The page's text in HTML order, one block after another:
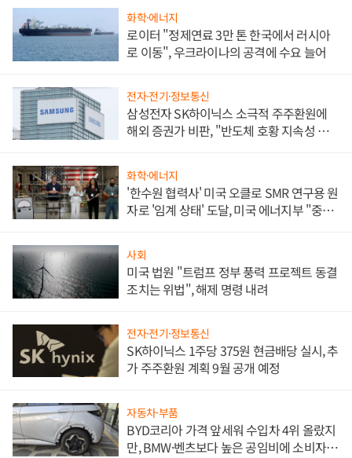
화학·에너지
로이터 "정제연료 3만 톤 한국에서 러시아
로 이동", 우크라이나의 공격에 수요 늘어
전자·전기·정보통신
삼성전자 SK하이닉스 소극적 주주환원에
해외 증권가 비판, "반도체 호황 지속성 의
화학·에너지
'한수원 협력사' 미국 오클로 SMR 연구용 원
자로 '임계 상태' 도달, 미국 에너지부 "중요
사회
미국 법원 "트럼프 정부 풍력 프로젝트 동결
조치는 위법", 해제 명령 내려
전자·전기·정보통신
SK하이닉스 1주당 375원 현금배당 실시, 추
가 주주환원 계획 9월 공개 예정
자동차·부품
BYD코리아 가격 앞세워 수입차 4위 올랐지
만, BMW·벤츠보다 높은 공임비에 소비자